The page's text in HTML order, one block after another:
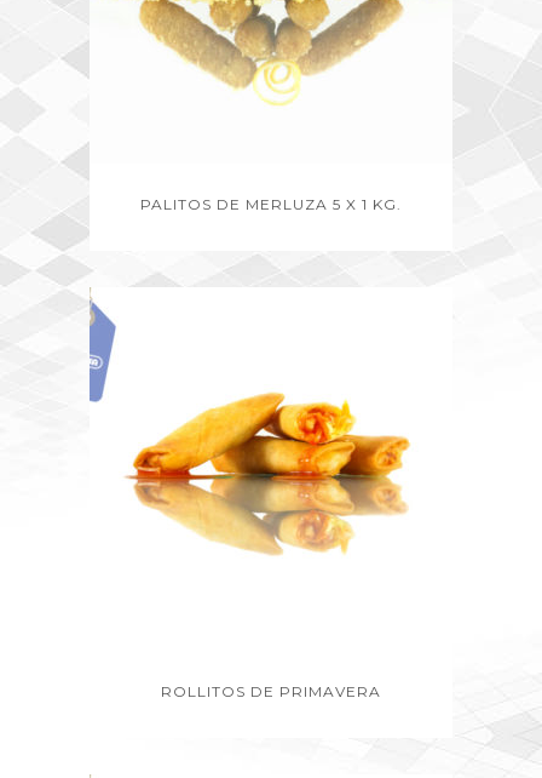
PALITOS DE MERLUZA 5 X 1 KG.
ROLLITOS DE PRIMAVERA